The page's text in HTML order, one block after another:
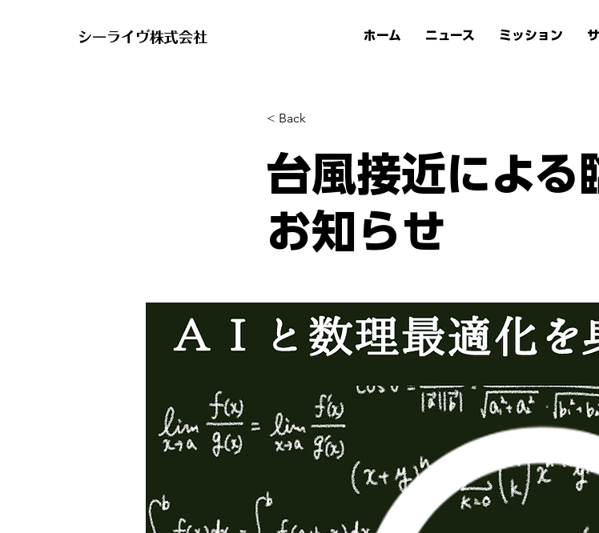
​シーライヴ株式会社 ホーム ニュース ミッション
< Back
台風接近による
お知らせ